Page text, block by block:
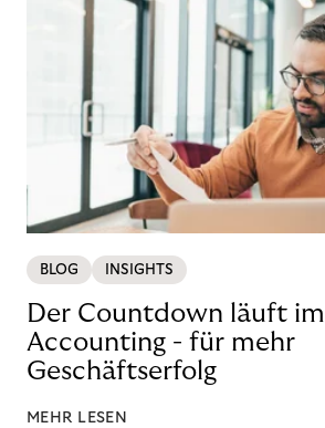
BLOG INSIGHTS
Der Countdown läuft im
Accounting - für mehr
Geschäftserfolg
MEHR LESEN